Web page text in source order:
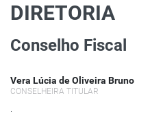
DIRETORIA
Conselho Fiscal
Vera Lúcia de Oliveira Bruno
CONSELHEIRA TITULAR